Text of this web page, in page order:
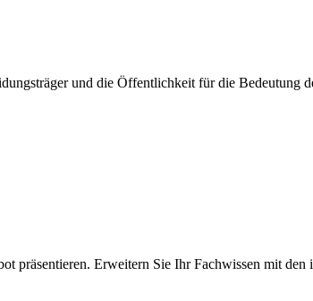
und die Öffentlichkeit für die Bedeutung
präsentieren. Erweitern Sie Ihr Fachwissen mit